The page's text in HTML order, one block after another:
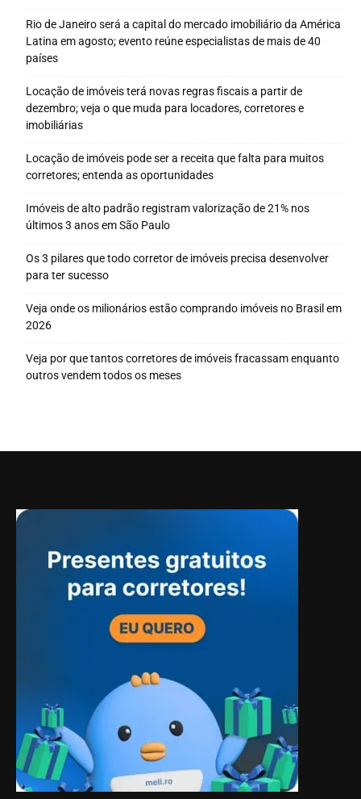
Rio de Janeiro será a capital do mercado imobiliário da América
Latina em agosto; evento reúne especialistas de mais de 40
países
Locação de imóveis terá novas regras fiscais a partir de
dezembro; veja o que muda para locadores, corretores e
imobiliárias
Locação de imóveis pode ser a receita que falta para muitos
corretores; entenda as oportunidades
Imóveis de alto padrão registram valorização de 21% nos
últimos 3 anos em São Paulo
Os 3 pilares que todo corretor de imóveis precisa desenvolver
para ter sucesso
Veja onde os milionários estão comprando imóveis no Brasil em
2026
Veja por que tantos corretores de imóveis fracassam enquanto
outros vendem todos os meses